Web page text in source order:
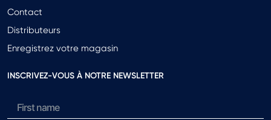
Contact
Distributeurs
Enregistrez votre magasin
INSCRIVEZ-VOUS À NOTRE NEWSLETTER